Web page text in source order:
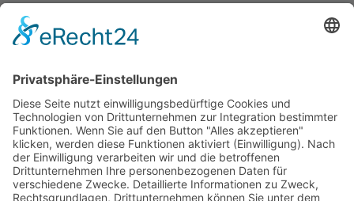
Anmeldung Newsletter
KONTAKT INFO
040-239699950
info@basquisine.com
Impressum
Datenschutzerklärung